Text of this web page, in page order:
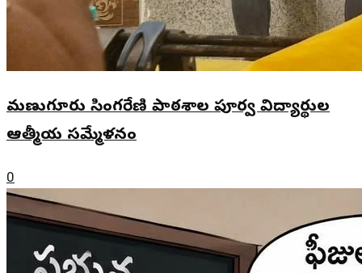
మణుగూరు సింగరేణి పాఠశాల పూర్వ విద్యార్థుల
ఆత్మీయ సమ్మేళనం
0